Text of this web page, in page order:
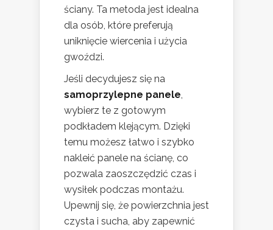
ściany. Ta metoda jest idealna
dla osób, które preferują
uniknięcie wiercenia i użycia
gwoździ.
Jeśli decydujesz się na
samoprzylepne panele,
wybierz te z gotowym
podkładem klejącym. Dzięki
temu możesz łatwo i szybko
nakleić panele na ścianę, co
pozwala zaoszczędzić czas i
wysiłek podczas montażu.
Upewnij się, że powierzchnia jest
czysta i sucha, aby zapewnić